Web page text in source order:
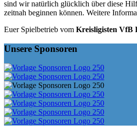
sind wir natürlich glücklich über diese
zeitnah beginnen können. Weitere
Euer Spielbetrieb vom Kreisligisten VfB
Unsere Sponsoren